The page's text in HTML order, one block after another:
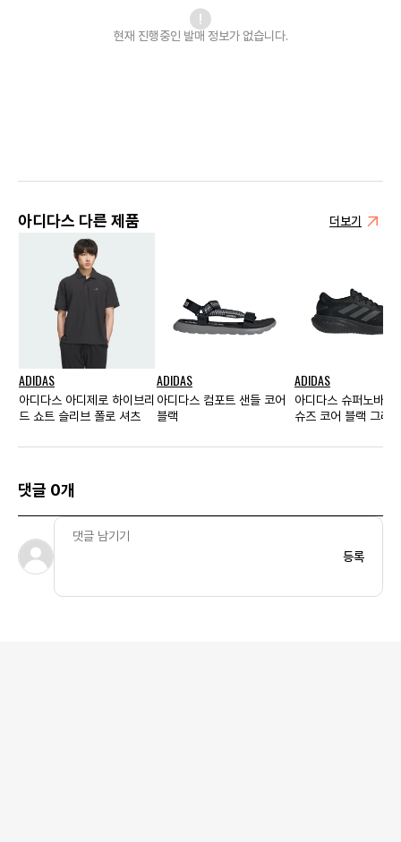
현재 진행중인 발매 정보가 없습니다.
아디다스 다른 제품 더보기
ADIDAS
아디다스 아디제로 하이브리
드 쇼트 슬리브 폴로 셔츠
ADIDAS
아디다스 컴포트 샌들 코어
블랙
ADIDAS
아디다스 슈퍼노바 2
슈즈 코어 블랙 그레
댓글 0개
등록